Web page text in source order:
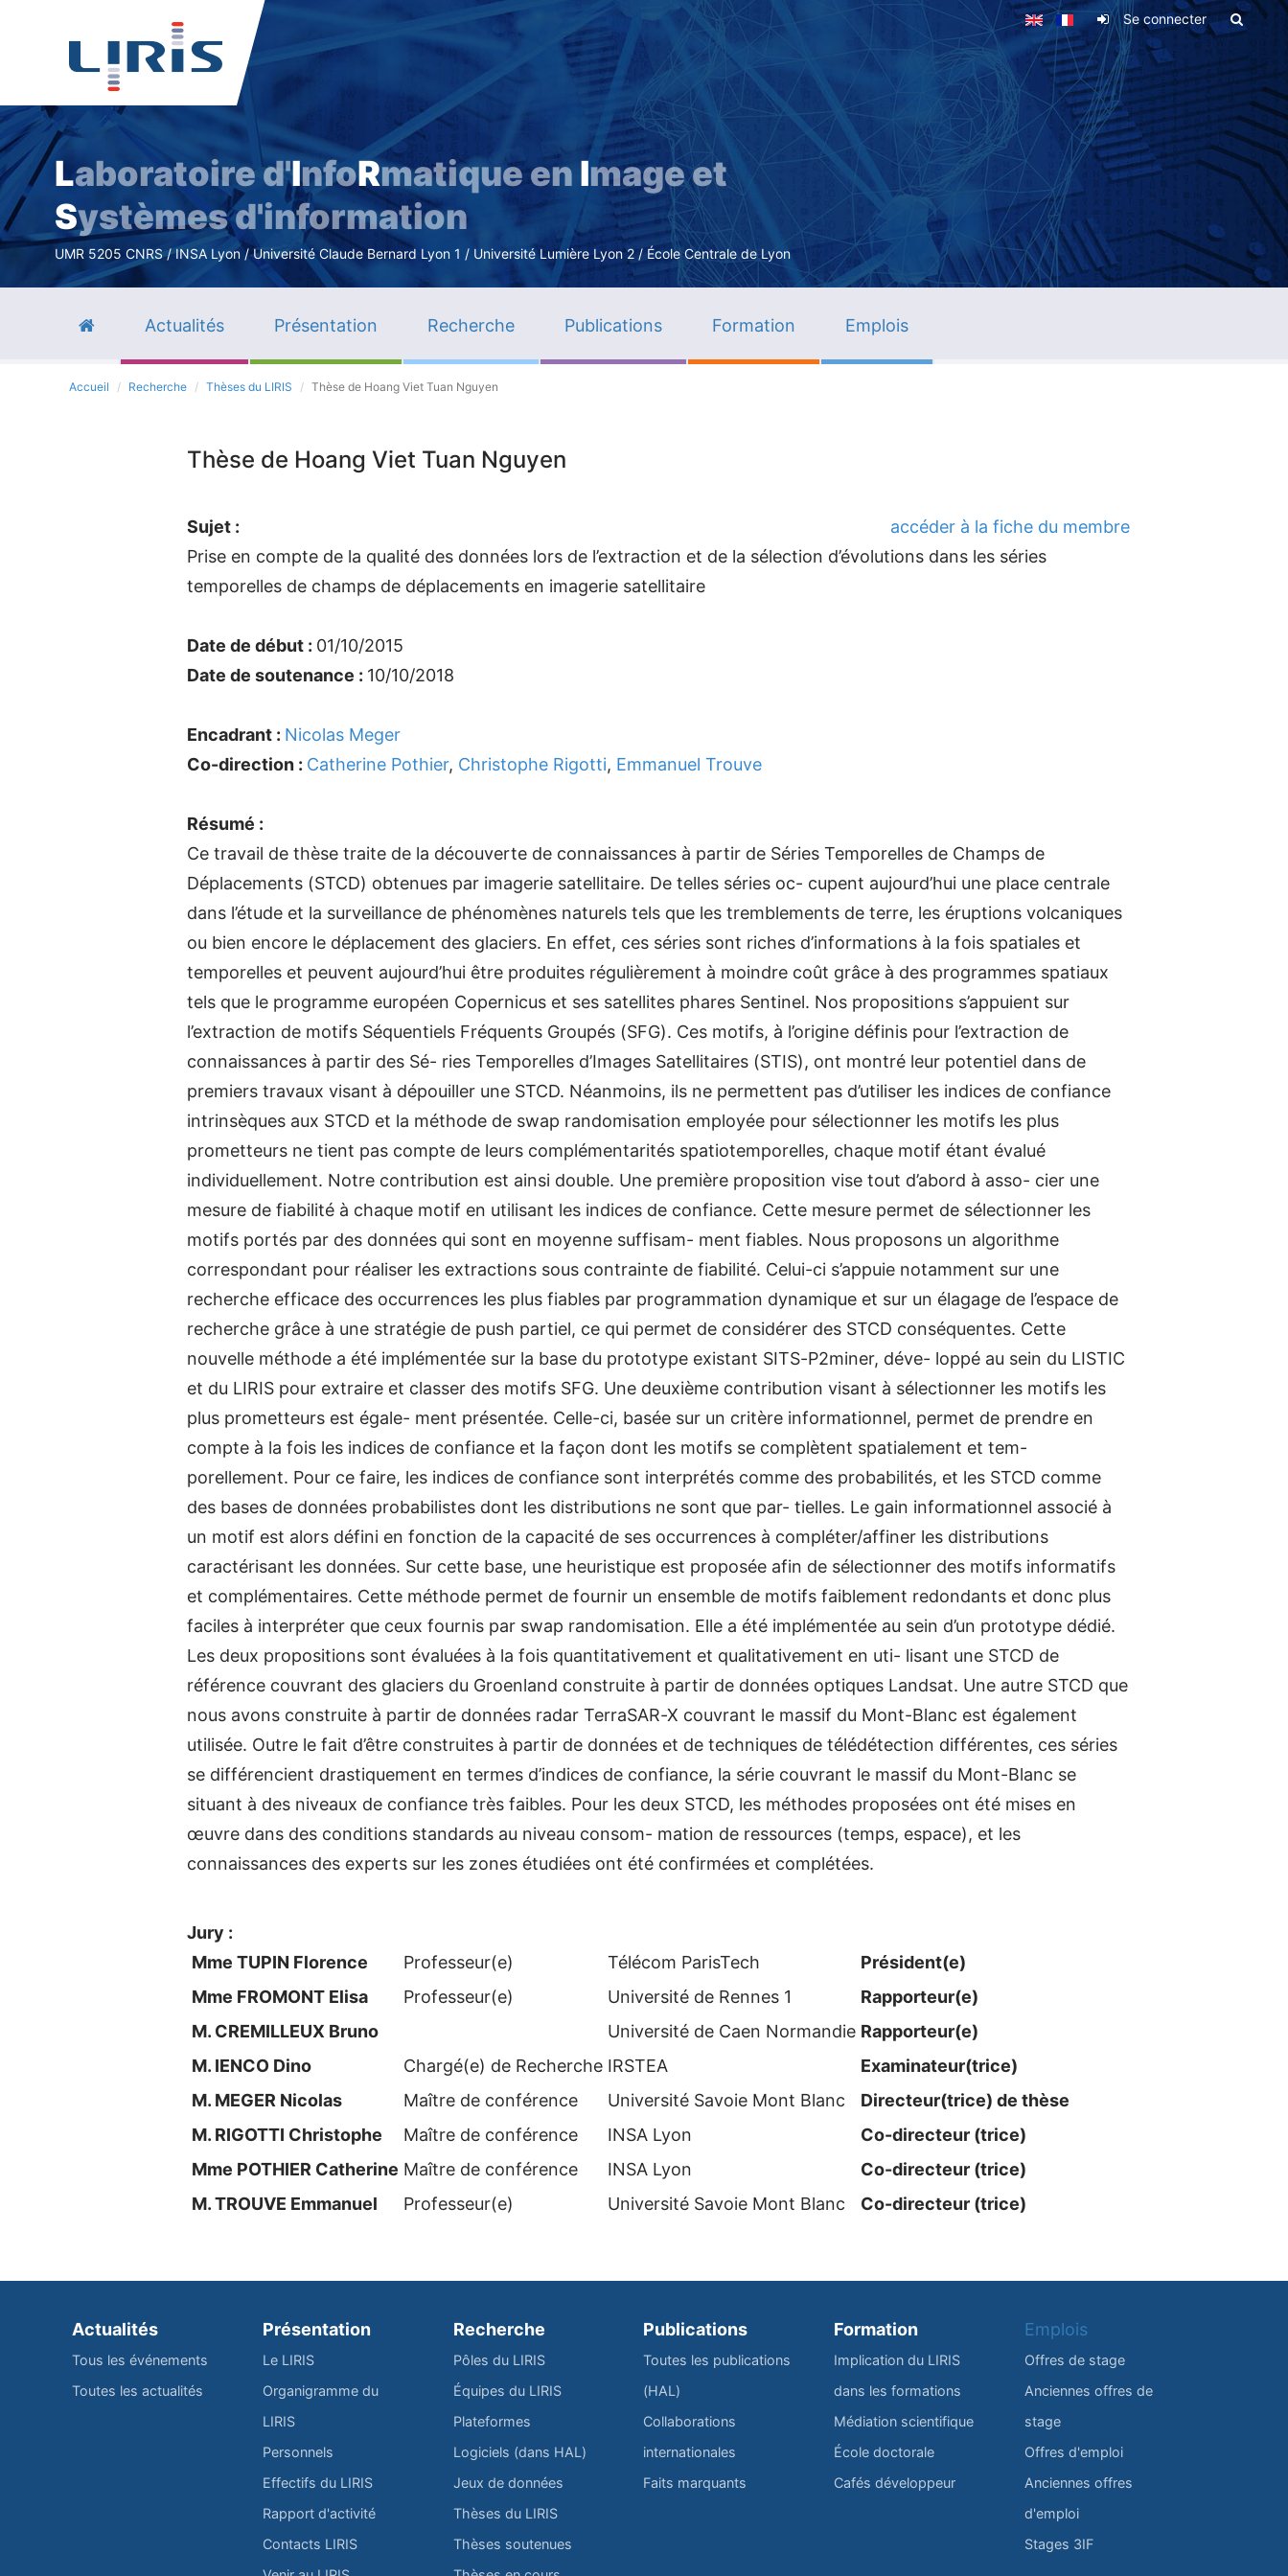
Aller
contenu
principal
Se connecter
Laboratoire d'InfoRmatique en Image et
Systèmes d'information
UMR 5205 CNRS / INSA Lyon / Université Claude Bernard Lyon 1 / Université Lumière Lyon 2 / École Centrale de Lyon
Actualités Présentation Recherche Publications Formation Emplois
Accueil Recherche Thèses du LIRIS Thèse de Hoang Viet Tuan Nguyen
Thèse de Hoang Viet Tuan Nguyen
accéder à la fiche du membre
Sujet :
Prise en compte de la qualité des données lors de l’extraction et de la sélection d’évolutions dans les séries
temporelles de champs de déplacements en imagerie satellitaire
Date de début : 01/10/2015
Date de soutenance : 10/10/2018
Encadrant : Nicolas Meger
Co-direction : Catherine Pothier, Christophe Rigotti, Emmanuel Trouve
Résumé :
Ce travail de thèse traite de la découverte de connaissances à partir de Séries Temporelles de Champs de
Déplacements (STCD) obtenues par imagerie satellitaire. De telles séries oc- cupent aujourd’hui une place centrale
dans l’étude et la surveillance de phénomènes naturels tels que les tremblements de terre, les éruptions volcaniques
ou bien encore le déplacement des glaciers. En effet, ces séries sont riches d’informations à la fois spatiales et
temporelles et peuvent aujourd’hui être produites régulièrement à moindre coût grâce à des programmes spatiaux
tels que le programme européen Copernicus et ses satellites phares Sentinel. Nos propositions s’appuient sur
l’extraction de motifs Séquentiels Fréquents Groupés (SFG). Ces motifs, à l’origine définis pour l’extraction de
connaissances à partir des Sé- ries Temporelles d’Images Satellitaires (STIS), ont montré leur potentiel dans de
premiers travaux visant à dépouiller une STCD. Néanmoins, ils ne permettent pas d’utiliser les indices de confiance
intrinsèques aux STCD et la méthode de swap randomisation employée pour sélectionner les motifs les plus
prometteurs ne tient pas compte de leurs complémentarités spatiotemporelles, chaque motif étant évalué
individuellement. Notre contribution est ainsi double. Une première proposition vise tout d’abord à asso- cier une
mesure de fiabilité à chaque motif en utilisant les indices de confiance. Cette mesure permet de sélectionner les
motifs portés par des données qui sont en moyenne suffisam- ment fiables. Nous proposons un algorithme
correspondant pour réaliser les extractions sous contrainte de fiabilité. Celui-ci s’appuie notamment sur une
recherche efficace des occurrences les plus fiables par programmation dynamique et sur un élagage de l’espace de
recherche grâce à une stratégie de push partiel, ce qui permet de considérer des STCD conséquentes. Cette
nouvelle méthode a été implémentée sur la base du prototype existant SITS-P2miner, déve- loppé au sein du LISTIC
et du LIRIS pour extraire et classer des motifs SFG. Une deuxième contribution visant à sélectionner les motifs les
plus prometteurs est égale- ment présentée. Celle-ci, basée sur un critère informationnel, permet de prendre en
compte à la fois les indices de confiance et la façon dont les motifs se complètent spatialement et tem-
porellement. Pour ce faire, les indices de confiance sont interprétés comme des probabilités, et les STCD comme
des bases de données probabilistes dont les distributions ne sont que par- tielles. Le gain informationnel associé à
un motif est alors défini en fonction de la capacité de ses occurrences à compléter/affiner les distributions
caractérisant les données. Sur cette base, une heuristique est proposée afin de sélectionner des motifs informatifs
et complémentaires. Cette méthode permet de fournir un ensemble de motifs faiblement redondants et donc plus
faciles à interpréter que ceux fournis par swap randomisation. Elle a été implémentée au sein d’un prototype dédié.
Les deux propositions sont évaluées à la fois quantitativement et qualitativement en uti- lisant une STCD de
référence couvrant des glaciers du Groenland construite à partir de données optiques Landsat. Une autre STCD que
nous avons construite à partir de données radar TerraSAR-X couvrant le massif du Mont-Blanc est également
utilisée. Outre le fait d’être construites à partir de données et de techniques de télédétection différentes, ces séries
se différencient drastiquement en termes d’indices de confiance, la série couvrant le massif du Mont-Blanc se
situant à des niveaux de confiance très faibles. Pour les deux STCD, les méthodes proposées ont été mises en
œuvre dans des conditions standards au niveau consom- mation de ressources (temps, espace), et les
connaissances des experts sur les zones étudiées ont été confirmées et complétées.
Jury :
Mme TUPIN Florence
Professeur(e) Télécom ParisTech
Président(e)
Mme FROMONT Elisa
Professeur(e) Université de Rennes 1
Rapporteur(e)
M. CREMILLEUX Bruno
Université de Caen Normandie Rapporteur(e)
M. IENCO Dino
Chargé(e) de Recherche IRSTEA
Examinateur​(trice)
M. MEGER Nicolas
Maître de conférence Université Savoie Mont Blanc
Directeur(trice) de thèse
M. RIGOTTI Christophe
Maître de conférence INSA Lyon
Co-directeur (trice)
Mme POTHIER Catherine Maître de conférence INSA Lyon
Co-directeur (trice)
M. TROUVE Emmanuel
Professeur(e) Université Savoie Mont Blanc Co-directeur (trice)
Actualités
Tous les événements
Toutes les actualités
Présentation
Le LIRIS
Organigramme du
LIRIS
Personnels
Effectifs du LIRIS
Rapport d'activité
Contacts LIRIS
Recherche
Pôles du LIRIS
Équipes du LIRIS
Plateformes
Logiciels (dans HAL)
Jeux de données
Thèses du LIRIS
Thèses soutenues
Publications
Toutes les publications
(HAL)
Collaborations
internationales
Faits marquants
Formation
Implication du LIRIS
dans les formations
Médiation scientifique
École doctorale
Cafés développeur
Emplois
Offres de stage
Anciennes offres de
stage
Offres d'emploi
Anciennes offres
d'emploi
Stages 3IF